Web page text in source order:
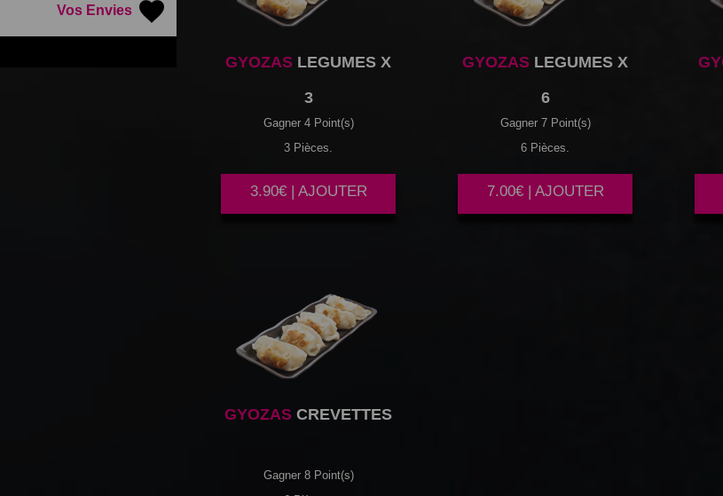
Vos Envies
GYOZAS LEGUMES X
3
Gagner 4 Point(s)
3 Pièces.
3.90€ | AJOUTER
GYOZAS LEGUMES X
6
Gagner 7 Point(s)
6 Pièces.
7.00€ | AJOUTER
GYOZAS CREVETTES
Gagner 8 Point(s)